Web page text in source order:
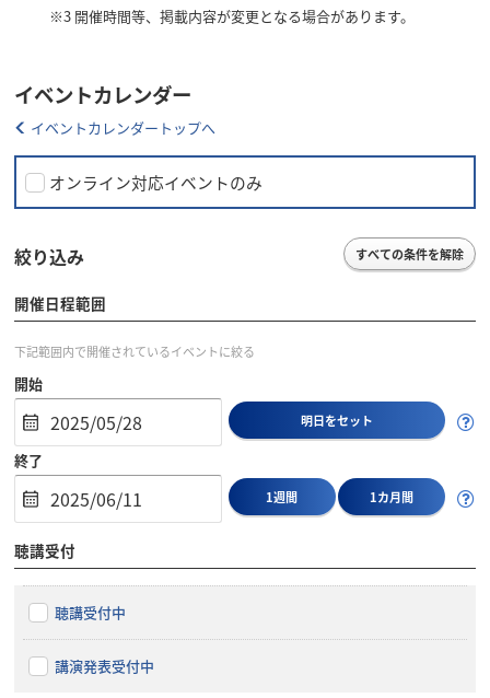
※3 開催時間等、掲載内容が変更となる場合があります。
イベントカレンダー
イベントカレンダートップへ
オンライン対応イベントのみ
絞り込み すべての条件を解除
開催日程範囲
下記範囲内で開催されているイベントに絞る
開始
明日をセット
終了
1週間 1カ月間
聴講受付
聴講受付中
講演発表受付中